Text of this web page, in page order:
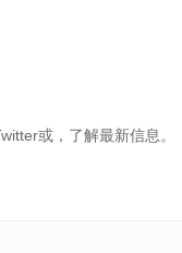
或，了解最新信息。